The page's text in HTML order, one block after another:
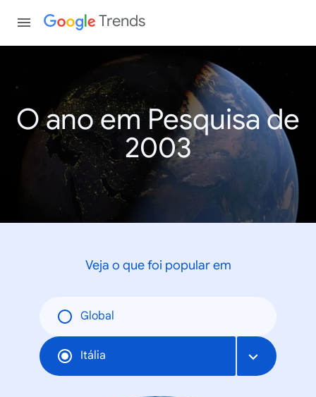
Trends
O ano em Pesquisa de
2003
Veja o que foi popular em
Global
Itália